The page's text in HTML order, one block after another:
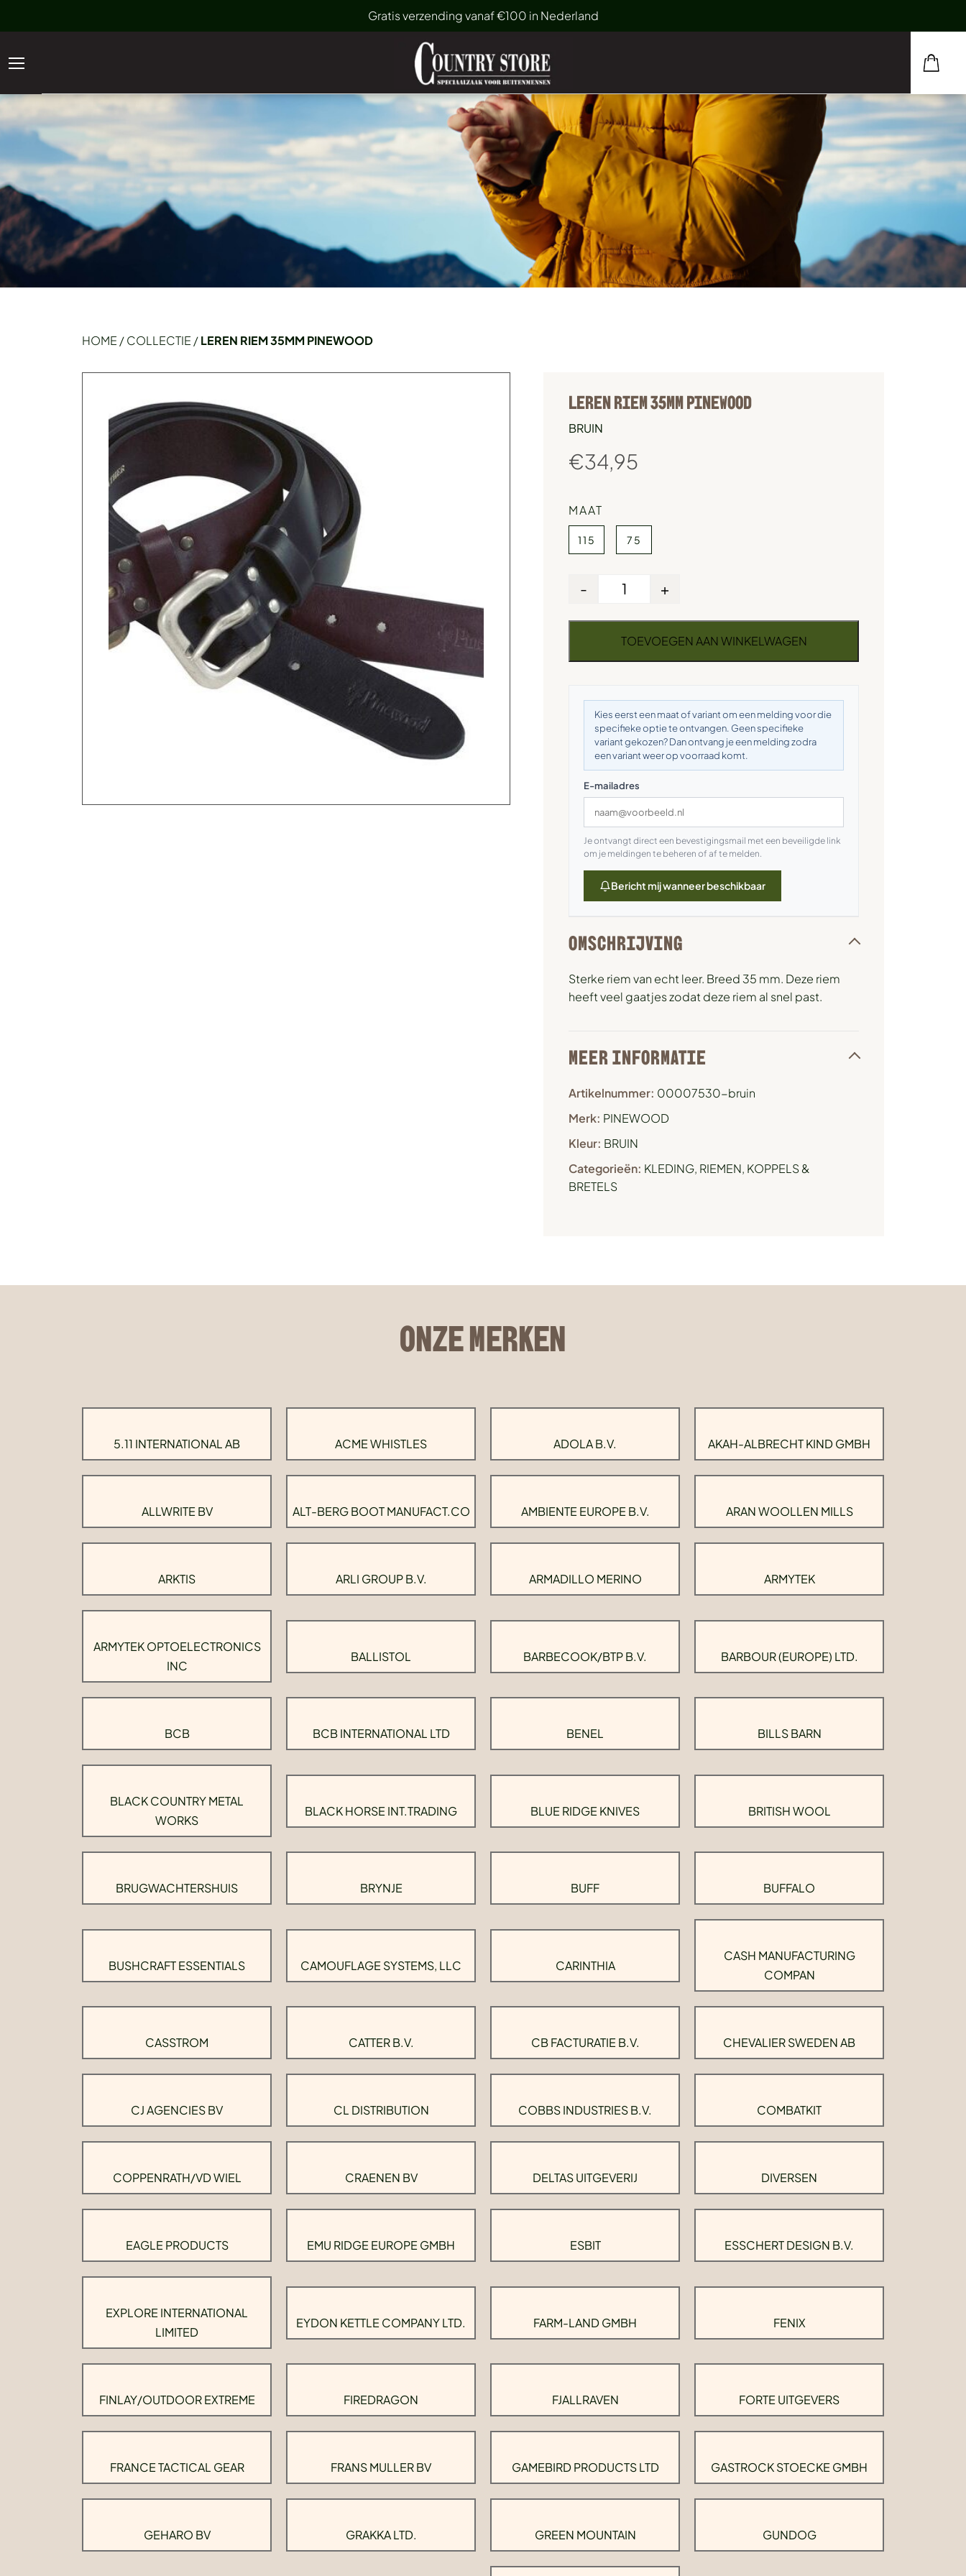
Gratis verzending vanaf €100 in Nederland
HOME /COLLECTIE /LEREN RIEM 35MM PINEWOOD
LEREN RIEM 35MM PINEWOOD
BRUIN
€34,95
MAAT
115 75
- +
TOEVOEGEN AAN WINKELWAGEN
Kies eerst een maat of variant om een melding voor die
specifieke optie te ontvangen. Geen specifieke
variant gekozen? Dan ontvang je een melding zodra
een variant weer op voorraad komt.
E-mailadres
Je ontvangt direct een bevestigingsmail met een beveiligde link
om je meldingen te beheren of af te melden.
Bericht mij wanneer beschikbaar
OMSCHRIJVING
Sterke riem van echt leer. Breed 35 mm. Deze riem
heeft veel gaatjes zodat deze riem al snel past.
MEER INFORMATIE
Artikelnummer: 00007530-bruin
Merk: PINEWOOD
Kleur: BRUIN
Categorieën: KLEDING, RIEMEN, KOPPELS &
BRETELS
ONZE MERKEN
5.11 INTERNATIONAL AB ACME WHISTLES ADOLA B.V. AKAH-ALBRECHT KIND GMBH
ALLWRITE BV ALT-BERG BOOT MANUFACT.CO AMBIENTE EUROPE B.V. ARAN WOOLLEN MILLS
ARKTIS ARLI GROUP B.V. ARMADILLO MERINO ARMYTEK
ARMYTEK OPTOELECTRONICS
INC
BALLISTOL BARBECOOK/BTP B.V. BARBOUR (EUROPE) LTD.
BCB BCB INTERNATIONAL LTD BENEL BILLS BARN
BLACK COUNTRY METAL
WORKS
BLACK HORSE INT.TRADING BLUE RIDGE KNIVES BRITISH WOOL
BRUGWACHTERSHUIS BRYNJE BUFF BUFFALO
BUSHCRAFT ESSENTIALS CAMOUFLAGE SYSTEMS, LLC CARINTHIA
CASH MANUFACTURING
COMPAN
CASSTROM CATTER B.V. CB FACTURATIE B.V. CHEVALIER SWEDEN AB
CJ AGENCIES BV CL DISTRIBUTION COBBS INDUSTRIES B.V. COMBATKIT
COPPENRATH/VD WIEL CRAENEN BV DELTAS UITGEVERIJ DIVERSEN
EAGLE PRODUCTS EMU RIDGE EUROPE GMBH ESBIT ESSCHERT DESIGN B.V.
EXPLORE INTERNATIONAL
LIMITED
EYDON KETTLE COMPANY LTD. FARM-LAND GMBH FENIX
FINLAY/OUTDOOR EXTREME FIREDRAGON FJALLRAVEN FORTE UITGEVERS
FRANCE TACTICAL GEAR FRANS MULLER BV GAMEBIRD PRODUCTS LTD GASTROCK STOECKE GMBH
GEHARO BV GRAKKA LTD. GREEN MOUNTAIN GUNDOG